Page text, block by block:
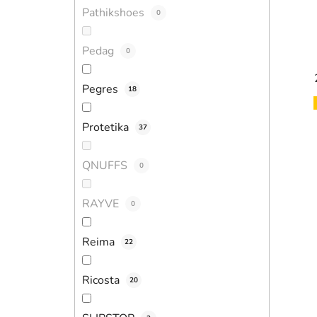
Pathikshoes 0
Pedag 0
Pegres 18
Protetika 37
QNUFFS 0
RAYVE 0
Reima 22
Ricosta 20